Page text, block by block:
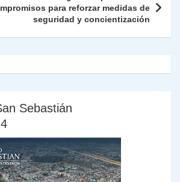
para reforzar medidas de
seguridad y concientización
Sebastián